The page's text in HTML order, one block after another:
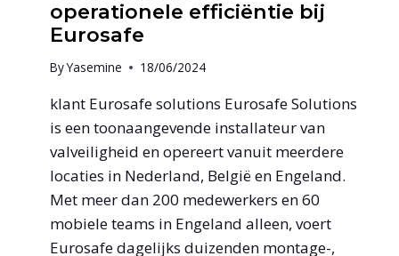
operationele efficiëntie bij
Eurosafe
ByYasemine 18/06/2024
klant Eurosafe solutions Eurosafe Solutions
is een toonaangevende installateur van
valveiligheid en opereert vanuit meerdere
locaties in Nederland, België en Engeland.
Met meer dan 200 medewerkers en 60
mobiele teams in Engeland alleen, voert
Eurosafe dagelijks duizenden montage-,